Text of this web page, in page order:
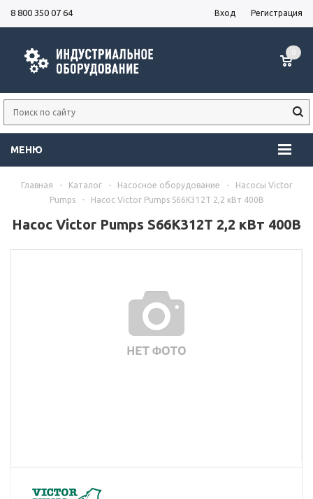
8 800 350 07 64 Вход Регистрация
МЕНЮ
0
Главная - Каталог - Насосное оборудование -
Насосы Victor
Pumps
- Насос Victor Pumps S66K312T 2,2 кВт 400В
Насос Victor Pumps S66K312T 2,2 кВт 400В